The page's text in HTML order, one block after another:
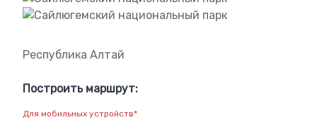
Республика Алтай
Построить маршрут:
Для мобильных устройств*